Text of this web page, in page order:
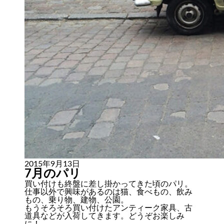
2015年9月13日
7月のパリ
買い付けも終盤に差し掛かってきた頃のパリ。
仕事以外で興味があるのは猫、食べもの、飲み
もの、乗り物、建物、公園。
もうそろそろ買い付けたアンティーク家具、古
道具などが入荷してきます。どうぞお楽しみ